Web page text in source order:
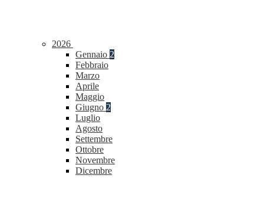
2026
Gennaio 2
Febbraio
Marzo
Aprile
Maggio
Giugno 2
Luglio
Agosto
Settembre
Ottobre
Novembre
Dicembre